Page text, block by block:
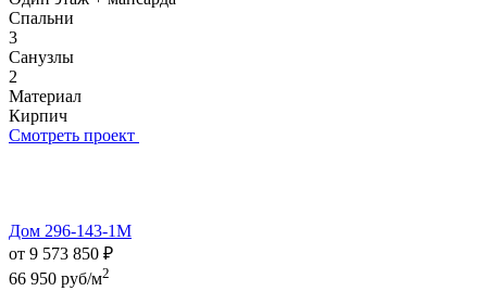
Спальни
3
Санузлы
2
Материал
Кирпич
Смотреть проект
Дом 296-143-1М
от 9 573 850 ₽
66 950 руб/м2